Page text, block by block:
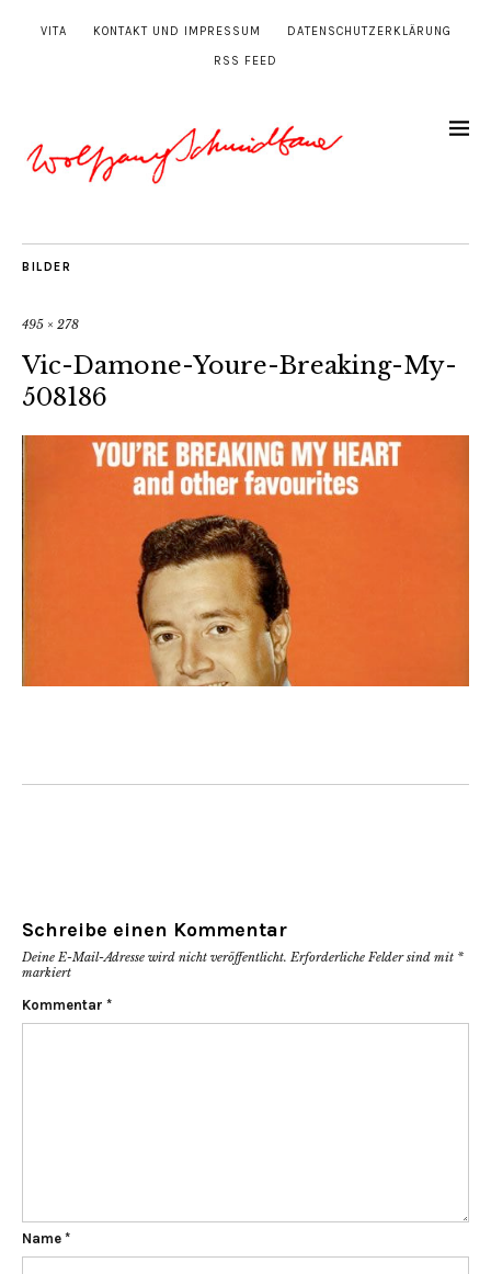
VITA KONTAKT UND IMPRESSUM DATENSCHUTZERKLÄRUNG
RSS FEED
BILDER
495 × 278
Vic-Damone-Youre-Breaking-My-
508186
Schreibe einen Kommentar
Deine E-Mail-Adresse wird nicht veröffentlicht. Erforderliche Felder sind mit *
markiert
Kommentar *
Name *